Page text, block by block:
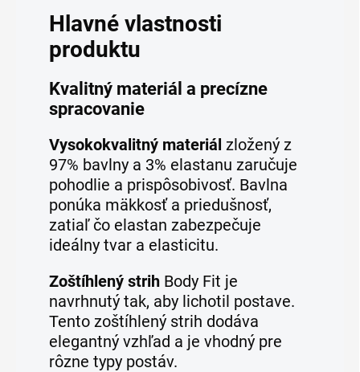
Hlavné vlastnosti
produktu
Kvalitný materiál a precízne
spracovanie
Vysokokvalitný materiál zložený z
97% bavlny a 3% elastanu zaručuje
pohodlie a prispôsobivosť. Bavlna
ponúka mäkkosť a priedušnosť,
zatiaľ čo elastan zabezpečuje
ideálny tvar a elasticitu.
Zoštíhlený strihBody Fit je
navrhnutý tak, aby lichotil postave.
Tento zoštíhlený strih dodáva
elegantný vzhľad a je vhodný pre
rôzne typy postáv.